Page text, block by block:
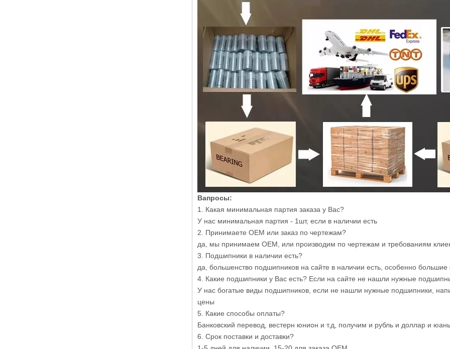
Вапросы:
1. Какая минимальная партия заказа у Вас?
У нас минимальная партия - 1шт, если в наличии есть
2. Принимаете OEM или заказ по чертежам?
да, мы принимаем OEM, или производим по чертежам и требованиям
3. Подшипники в наличии есть?
да, большенство подшипников на сайте в наличии есть, особенно
4. Какие подшипники у Вас есть? Если на сайте не нашли нужные
У нас богатые виды подшипников, если не нашли нужные подшипники,
цены
5. Какие способы оплаты?
Банковский перевод, вестерн юнион и т.д, получим и рубль и доллар и юань
6. Срок поставки и доставки?